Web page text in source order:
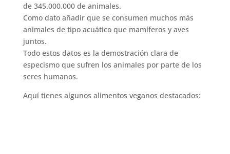
de 345.000.000 de animales.
Como dato añadir que se consumen muchos más
animales de tipo acuático que mamíferos y aves
juntos.
Todo estos datos es la demostración clara de
especismo que sufren los animales por parte de los
seres humanos.
Aquí tienes algunos alimentos veganos destacados: